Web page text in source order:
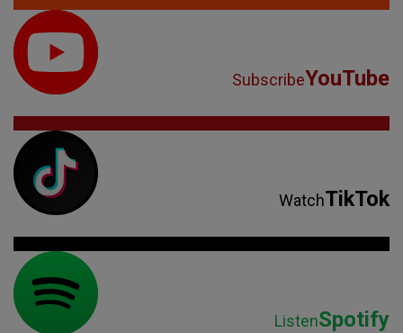
SubscribeYouTube
WatchTikTok
ListenSpotify